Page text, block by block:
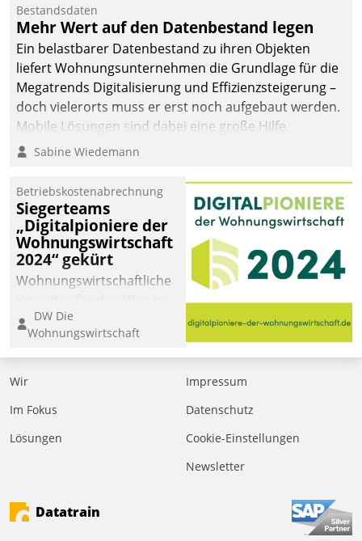
Bestandsdaten
Mehr Wert auf den Datenbestand legen
Ein belastbarer Datenbestand zu ihren Objekten
liefert Wohnungsunternehmen die Grundlage für die
Megatrends Digitalisierung und Effizienzsteigerung –
doch vielerorts muss er erst noch aufgebaut werden.
Mobile Lösungen sind dabei eine große Hilfe.
Sabine Wiedemann
Betriebskostenabrechnung
Siegerteams
„Digitalpioniere der
Wohnungswirtschaft
2024“ gekürt
Wohnungswirtschaftliche
eine digitale Zukunft zu
finden, ist das Ziel des
Awards „Digitalpioniere
der
Bewerben können sich
dafür ein Team
DW Die
Wohnungswirtschaft
Wir
Im Fokus
Lösungen
Impressum
Datenschutz
Cookie-Einstellungen
Newsletter
Datatrain